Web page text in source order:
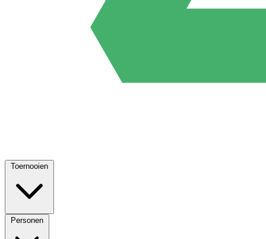
Toernooien
Personen